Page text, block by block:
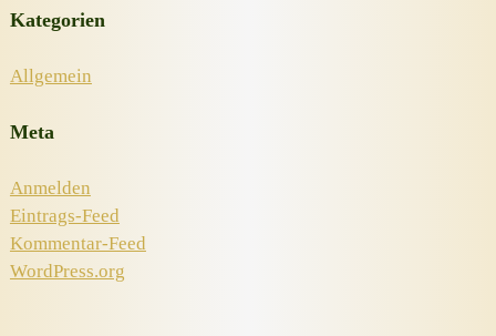
Kategorien
Allgemein
Meta
Anmelden
Eintrags-Feed
Kommentar-Feed
WordPress.org